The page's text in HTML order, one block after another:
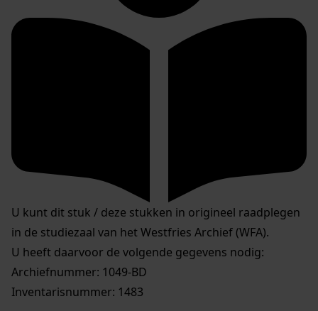
U kunt dit stuk / deze stukken in origineel raadplegen
in de studiezaal van het Westfries Archief (WFA).
U heeft daarvoor de volgende gegevens nodig:
Archiefnummer: 1049-BD
Inventarisnummer: 1483